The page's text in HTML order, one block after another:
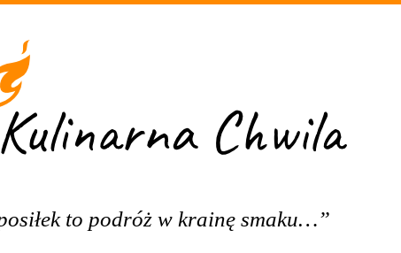
to podróż w krainę smaku…”